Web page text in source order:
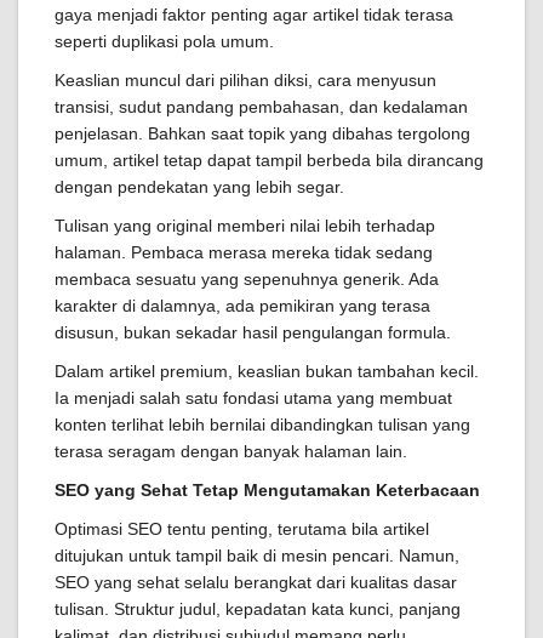
gaya menjadi faktor penting agar artikel tidak terasa
seperti duplikasi pola umum.
Keaslian muncul dari pilihan diksi, cara menyusun
transisi, sudut pandang pembahasan, dan kedalaman
penjelasan. Bahkan saat topik yang dibahas tergolong
umum, artikel tetap dapat tampil berbeda bila dirancang
dengan pendekatan yang lebih segar.
Tulisan yang original memberi nilai lebih terhadap
halaman. Pembaca merasa mereka tidak sedang
membaca sesuatu yang sepenuhnya generik. Ada
karakter di dalamnya, ada pemikiran yang terasa
disusun, bukan sekadar hasil pengulangan formula.
Dalam artikel premium, keaslian bukan tambahan kecil.
Ia menjadi salah satu fondasi utama yang membuat
konten terlihat lebih bernilai dibandingkan tulisan yang
terasa seragam dengan banyak halaman lain.
SEO yang Sehat Tetap Mengutamakan Keterbacaan
Optimasi SEO tentu penting, terutama bila artikel
ditujukan untuk tampil baik di mesin pencari. Namun,
SEO yang sehat selalu berangkat dari kualitas dasar
tulisan. Struktur judul, kepadatan kata kunci, panjang